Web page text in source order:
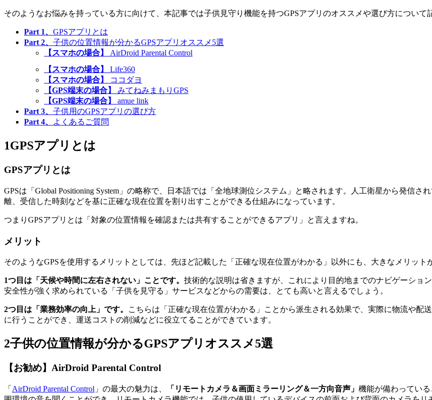
そのようなお悩みを持っている方に向けて、本記事では子供見守り機能を持つGPSアプリのオススメや選び方について
Part 1、 GPSアプリとは
Part 2、 子供の位置情報が分かるGPSアプリオススメ5選
【スマホの場合】
AirDroid Parental Control
【スマホの場合】
Life360
【スマホの場合】
ココダヨ
【GPS端末の場合】
みてねみまもりGPS
【GPS端末の場合】
amue link
Part 3、 子供用のGPSアプリの選び方
Part 4、
よくあるご質問
1GPSアプリとは
GPSアプリとは
GPSは「Global Positioning System」の略称で、日本語では「全地球測位システム」と略されます。人工衛星から発信
離、受信した時刻などを基に正確な現在位置を割り出すことができる仕組みになっています。
つまりGPSアプリとは「対象の位置情報を確認または共有することができるアプリ」と言えますね。
メリット
そのようなGPSを使用するメリットとしては、先ほど記載した「正確な現在位置がわかる」以外にも、大きなメリット
1つ目は「天候や時間に左右されない」ことです。 技術的な説明は省きますが、これにより目的地までのナビゲーショ
安全性が強く求められている「子供を見守る」サービスなどからの需要は、とても高いと言えるでしょう。
2つ目は「業務効率の向上」です。
こちらは「正確な現在位置がわかる」ことから派生される効果で、実際に物流や配
に行うことができ、運送コストの削減などに役立てることができています。
2子供の位置情報が分かるGPSアプリオススメ5選
【お勧め】AirDroid Parental Control
「 AirDroid Parental Control 」の最大の魅力は、 「リモートカメラ＆画面ミラーリング＆一方向音声」 機能が備わってい